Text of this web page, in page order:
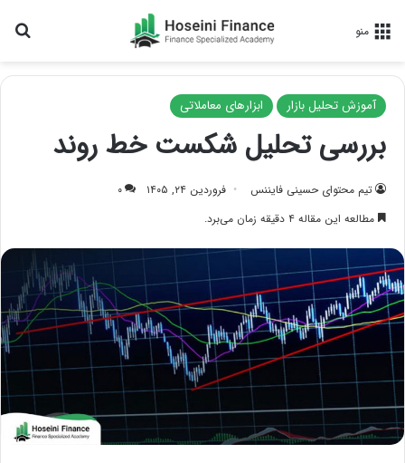
منو
آموزش تحلیل بازار ابزارهای معاملاتی
بررسی تحلیل شکست خط روند
تیم محتوای حسینی‌ فایننس فروردین ۲۴, ۱۴۰۵
۰
مطالعه این مقاله ۴ دقیقه زمان می‌برد.